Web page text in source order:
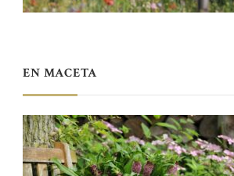
EN MACETA